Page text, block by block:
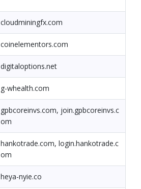
cloudminingfx.com
coinelementors.com
digitaloptions.net
g-whealth.com
gpbcoreinvs.com, join.gpbcoreinvs.c
om
hankotrade.com, login.hankotrade.c
om
heya-nyie.co